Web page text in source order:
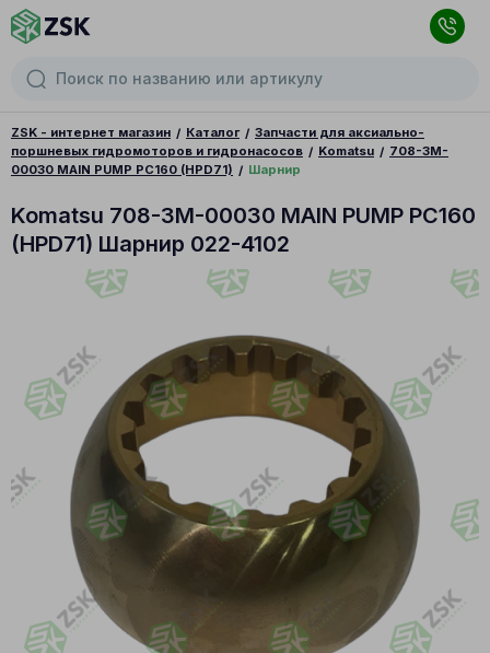
ZSK - интернет магазин Каталог
Запчасти для аксиально-
поршневых гидромоторов и гидронасосов
Komatsu
708-3M-
00030 MAIN PUMP PC160 (HPD71)
Шарнир
Komatsu 708-3M-00030 MAIN PUMP PC160
(HPD71) Шарнир 022-4102